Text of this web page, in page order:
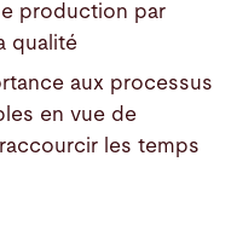
production par
qualité
aux processus
en vue de
les temps